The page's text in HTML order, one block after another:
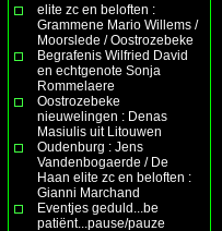
elite zc en beloften :
Grammene Mario Willems /
Moorslede / Oostrozebeke
Begrafenis Wilfried David
en echtgenote Sonja
Rommelaere
Oostrozebeke
nieuwelingen : Denas
Masiulis uit Litouwen
Oudenburg : Jens
Vandenbogaerde / De
Haan elite zc en beloften :
Gianni Marchand
Eventjes geduld...be
patiënt...pause/pauze